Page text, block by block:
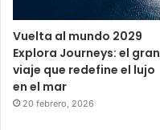
Vuelta al mundo 2029
Explora Journeys: el gran
viaje que redefine el lujo
en el mar
20 febrero, 2026